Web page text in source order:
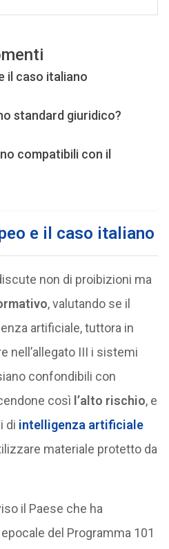
il caso italiano
standard giuridico?
compatibili con il
e il caso italiano
non di proibizioni ma
, valutando se il
artificiale, tuttora in
nell’allegato III i sistemi
confondibili con
così l’alto rischio, e
di intelligenza artificiale
materiale protetto da
il Paese che ha
del Programma 101